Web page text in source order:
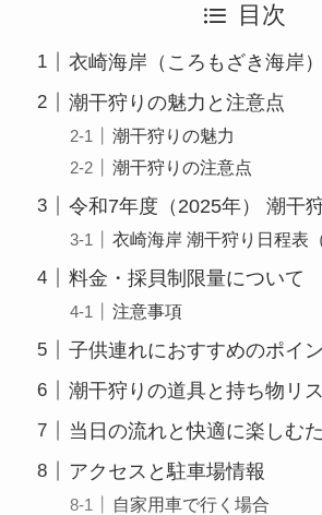
目次
衣崎海岸（ころもざき海岸
潮干狩りの魅力と注意点
潮干狩りの魅力
潮干狩りの注意点
令和7年度（2025年） 潮干
衣崎海岸 潮干狩り日程表
料金・採貝制限量について
注意事項
子供連れにおすすめのポイ
潮干狩りの道具と持ち物リ
当日の流れと快適に楽しむ
アクセスと駐車場情報
自家用車で行く場合